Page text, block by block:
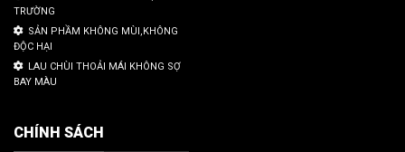
TRƯỜNG
SẢN PHẦM KHÔNG MÙI,KHÔNG
ĐỘC HẠI
LAU CHÙI THOẢI MÁI KHÔNG SỢ
BAY MÀU
CHÍNH SÁCH